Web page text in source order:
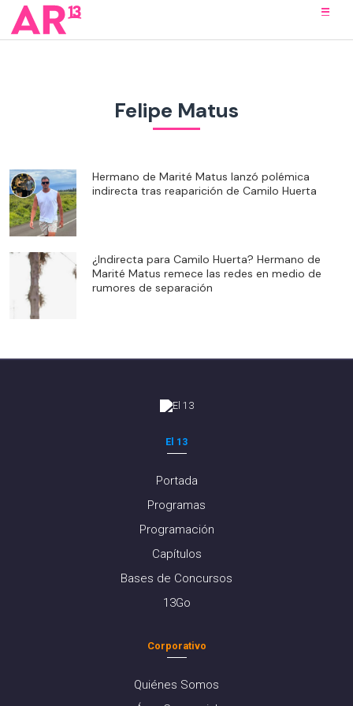
Felipe Matus
Hermano de Marité Matus lanzó polémica
indirecta tras reaparición de Camilo Huerta
¿Indirecta para Camilo Huerta? Hermano de
Marité Matus remece las redes en medio de
rumores de separación
El 13
Portada
Programas
Programación
Capítulos
Bases de Concursos
13Go
Corporativo
Quiénes Somos